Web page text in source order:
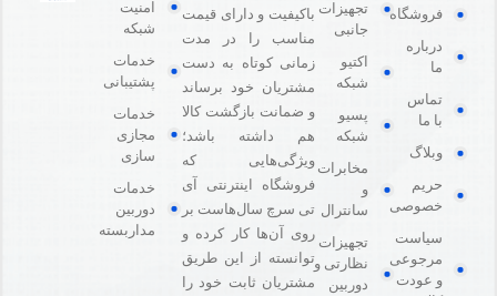
فروشگاه
درباره
ما
تماس
با ما
وبلاگ
حریم
خصوصی
سیاست
مرجوعی
و عودت
تجهیزات
جانبی
اکتیو
شبکه
پسیو
شبکه
مخابرات
و
سانترال
تجهیزات
نظارتی و
دوربین
باکیفیت و دارای قیمت
مناسب را در مدت
زمانی کوتاه به دست
مشتریان خود برساند
و ضمانت بازگشت کالا
هم داشته باشد؛
ویژگی‌هایی که
فروشگاه اینترنتی آی
تی سرچ سال‌هاست بر
روی آن‌ها کار کرده و
توانسته از این طریق
مشتریان ثابت خود را
امنیت
شبکه
خدمات
پشتیبانی
خدمات
مجازی
سازی
خدمات
دوربین
مداربسته